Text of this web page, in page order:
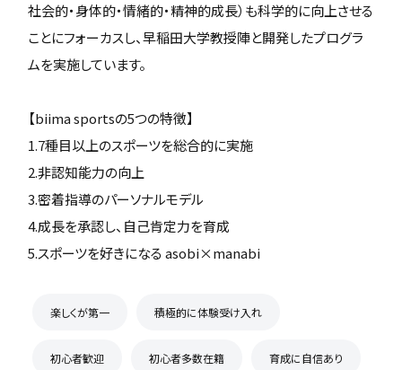
社会的・身体的・情緒的・精神的成長）も科学的に向上させる
ことにフォーカスし、早稲田大学教授陣と開発したプログラ
ムを実施しています。
【biima sportsの5つの特徴】
1.7種目以上のスポーツを総合的に実施
2.非認知能力の向上
3.密着指導のパーソナルモデル
4.成長を承認し、自己肯定力を育成
5.スポーツを好きになる asobi×manabi
楽しくが第一 積極的に体験受け入れ
初心者歓迎 初心者多数在籍 育成に自信あり